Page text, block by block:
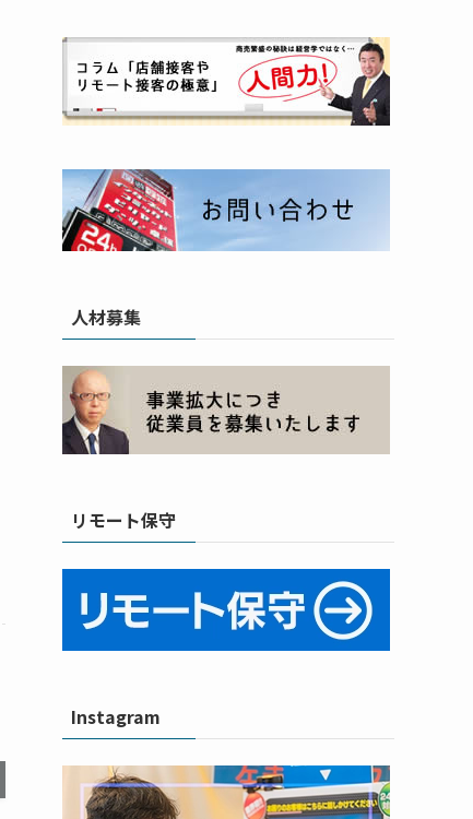
人材募集
リモート保守
Instagram